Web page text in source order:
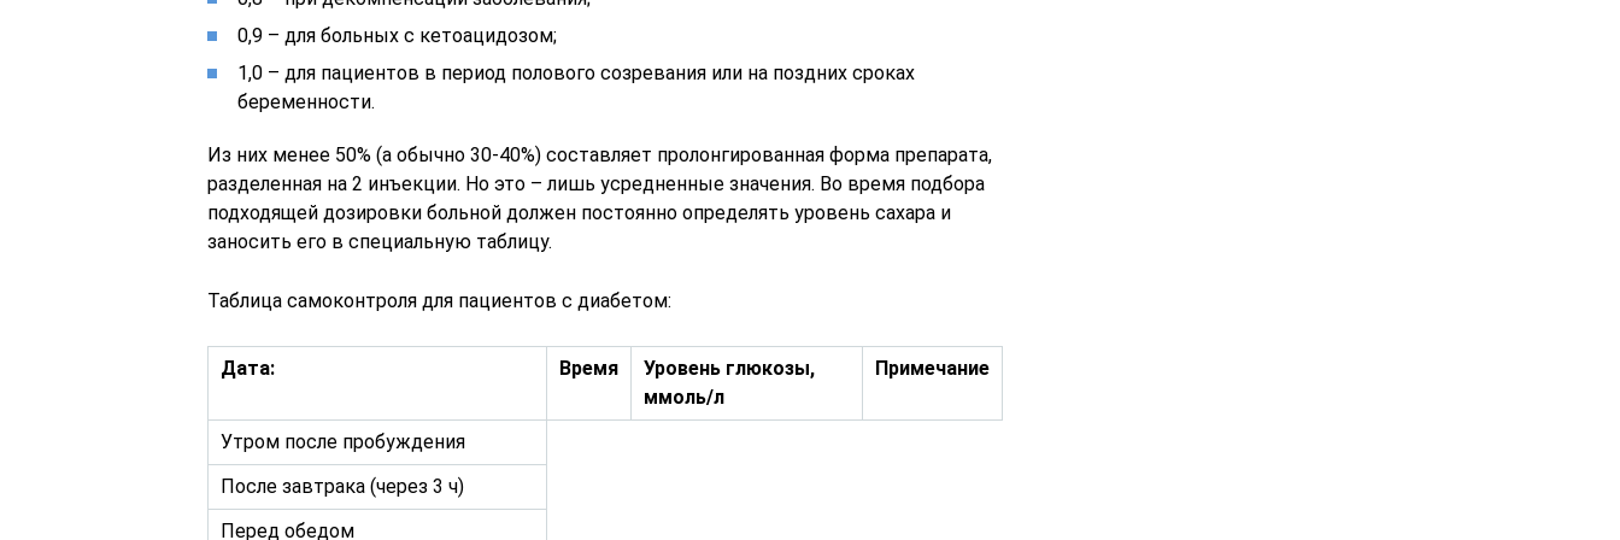
0,9 – для больных с кетоацидозом;
1,0 – для пациентов в период полового созревания или на поздних сроках
беременности.
Из них менее 50% (а обычно 30-40%) составляет пролонгированная форма препарата,
разделенная на 2 инъекции. Но это – лишь усредненные значения. Во время подбора
подходящей дозировки больной должен постоянно определять уровень сахара и
заносить его в специальную таблицу.
Таблица самоконтроля для пациентов с диабетом:
Дата: Время
Уровень глюкозы,
ммоль/л
Примечание
Утром после пробуждения
После завтрака (через 3 ч)
Перед обедом